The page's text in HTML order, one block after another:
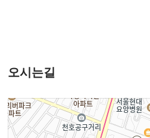
오시는길